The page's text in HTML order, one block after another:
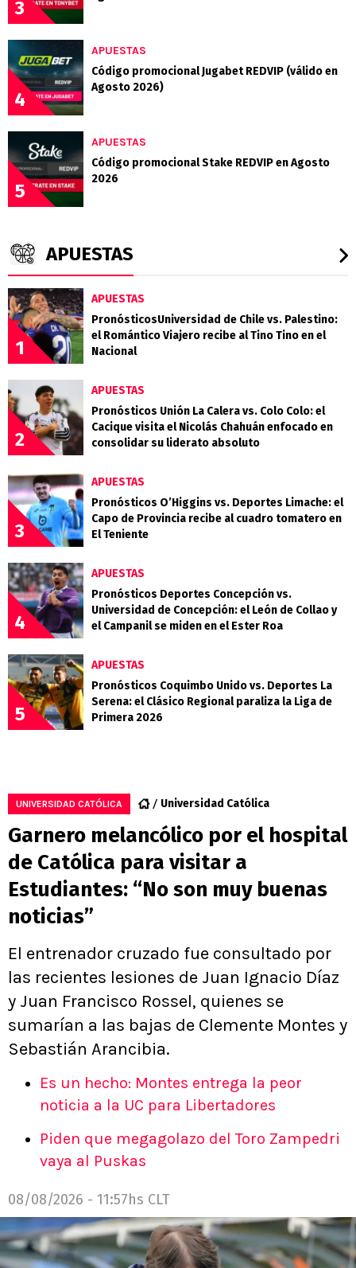
3
4
APUESTAS
Código promocional Jugabet REDVIP (válido en
Agosto 2026)
5
APUESTAS
Código promocional Stake REDVIP en Agosto
2026
APUESTAS
1
APUESTAS
PronósticosUniversidad de Chile vs. Palestino:
el Romántico Viajero recibe al Tino Tino en el
Nacional
2
APUESTAS
Pronósticos Unión La Calera vs. Colo Colo: el
Cacique visita el Nicolás Chahuán enfocado en
consolidar su liderato absoluto
3
APUESTAS
Pronósticos O’Higgins vs. Deportes Limache: el
Capo de Provincia recibe al cuadro tomatero en
El Teniente
4
APUESTAS
Pronósticos Deportes Concepción vs.
Universidad de Concepción: el León de Collao y
el Campanil se miden en el Ester Roa
5
APUESTAS
Pronósticos Coquimbo Unido vs. Deportes La
Serena: el Clásico Regional paraliza la Liga de
Primera 2026
UNIVERSIDAD CATÓLICA Universidad Católica
Garnero melancólico por el hospital
de Católica para visitar a
Estudiantes: “No son muy buenas
noticias”
El entrenador cruzado fue consultado por
las recientes lesiones de Juan Ignacio Díaz
y Juan Francisco Rossel, quienes se
sumarían a las bajas de Clemente Montes y
Sebastián Arancibia.
Es un hecho: Montes entrega la peor
noticia a la UC para Libertadores
Piden que megagolazo del Toro Zampedri
vaya al Puskas
08/08/2026 - 11:57hs CLT